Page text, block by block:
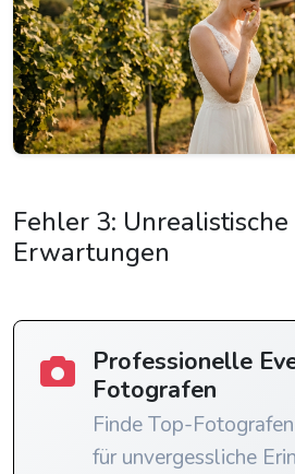
Fehler 3:
Erwartungen
Professionelle
Fotografen
Finde Top-
für unvergessliche